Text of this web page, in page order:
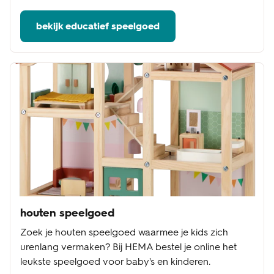
bekijk educatief speelgoed
houten speelgoed
Zoek je houten speelgoed waarmee je kids zich
urenlang vermaken? Bij HEMA bestel je online het
leukste speelgoed voor baby's en kinderen.